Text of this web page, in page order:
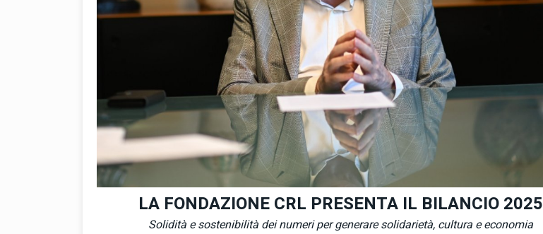
LA FONDAZIONE CRL PRESENTA IL BILANCIO 2025
Solidità e sostenibilità dei numeri per generare solidarietà, cultura e economia